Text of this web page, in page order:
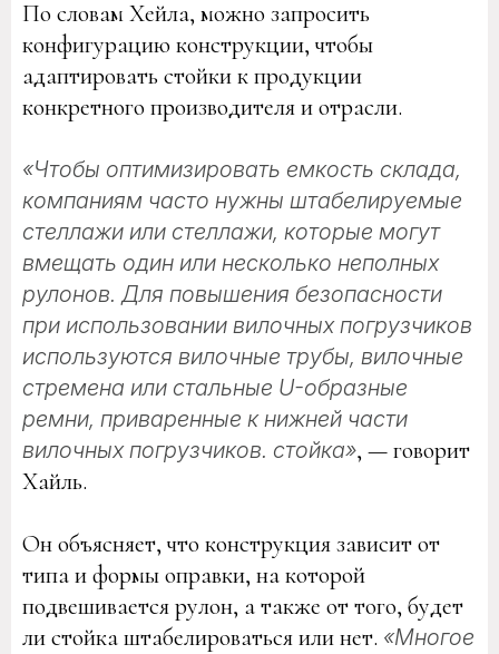
По словам Хейла, можно запросить
конфигурацию конструкции, чтобы
адаптировать стойки к продукции
конкретного производителя и отрасли.
«Чтобы оптимизировать емкость склада,
компаниям часто нужны штабелируемые
стеллажи или стеллажи, которые могут
вмещать один или несколько неполных
рулонов. Для повышения безопасности
при использовании вилочных погрузчиков
используются вилочные трубы, вилочные
стремена или стальные U-образные
ремни, приваренные к нижней части
вилочных погрузчиков. стойка», — говорит
Хайль.
Он объясняет, что конструкция зависит от
типа и формы оправки, на которой
подвешивается рулон, а также от того, будет
ли стойка штабелироваться или нет. «Многое